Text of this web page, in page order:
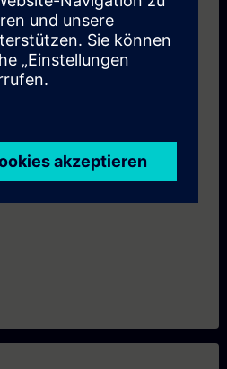
la messa in servizio